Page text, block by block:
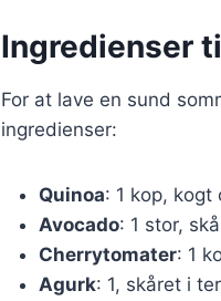
Ingredienser
For at lave en sund
ingredienser:
Quinoa: 1 kop, kogt
Avocado: 1 stor,
Cherrytomater: 1
Agurk: 1, skåret i